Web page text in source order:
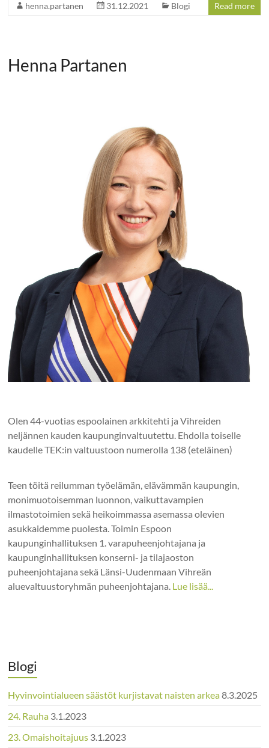
henna.partanen 31.12.2021 Blogi Read more
Henna Partanen
Olen 44-vuotias espoolainen arkkitehti ja Vihreiden
neljännen kauden kaupunginvaltuutettu. Ehdolla toiselle
kaudelle TEK:in valtuustoon numerolla 138 (eteläinen)
Teen töitä reilumman työelämän, elävämmän kaupungin,
monimuotoisemman luonnon, vaikuttavampien
ilmastotoimien sekä heikoimmassa asemassa olevien
asukkaidemme puolesta. Toimin Espoon
kaupunginhallituksen 1. varapuheenjohtajana ja
kaupunginhallituksen konserni- ja tilajaoston
puheenjohtajana sekä Länsi-Uudenmaan Vihreän
aluevaltuustoryhmän puheenjohtajana. Lue lisää...
Blogi
Hyvinvointialueen säästöt kurjistavat naisten arkea8.3.2025
24. Rauha 3.1.2023
23. Omaishoitajuus 3.1.2023